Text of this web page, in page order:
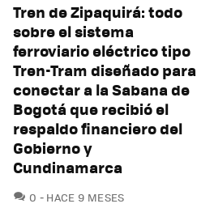
Tren de Zipaquirá: todo
sobre el sistema
ferroviario eléctrico tipo
Tren-Tram diseñado para
conectar a la Sabana de
Bogotá que recibió el
respaldo financiero del
Gobierno y
Cundinamarca
0 COMENTARIOS
HACE 9 MESES